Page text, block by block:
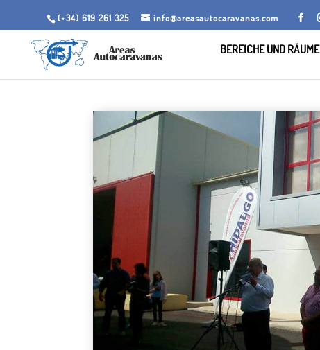
(+34) 619 261 325 info@areasautocaravanas.com
BEREICHE UND RÄUME